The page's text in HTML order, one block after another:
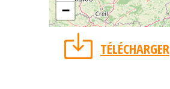
−
TÉLÉCHARGER